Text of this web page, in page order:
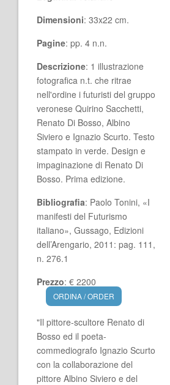
Dimensioni: 33x22 cm.
Pagine: pp. 4 n.n.
Descrizione: 1 illustrazione
fotografica n.t. che ritrae
nell'ordine i futuristi del gruppo
veronese Quirino Sacchetti,
Renato Di Bosso, Albino
Siviero e Ignazio Scurto. Testo
stampato in verde. Design e
impaginazione di Renato Di
Bosso. Prima edizione.
Bibliografia: Paolo Tonini, «I
manifesti del Futurismo
italiano», Gussago, Edizioni
dell’Arengario, 2011: pag. 111,
n. 276.1
Prezzo: € 2200
ORDINA / ORDER
"Il pittore-scultore Renato di
Bosso ed il poeta-
commediografo Ignazio Scurto
con la collaborazione del
pittore Albino Siviero e del